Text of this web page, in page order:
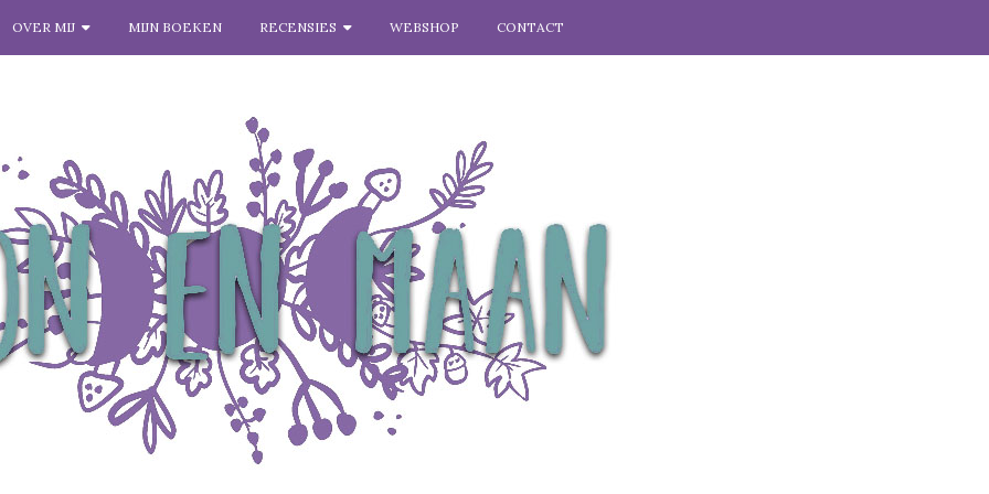
OVER MIJ MIJN BOEKEN RECENSIES WEBSHOP CONTACT